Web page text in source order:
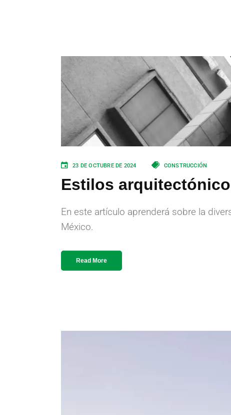
23 DE OCTUBRE DE 2024 CONSTRUCCIÓN
Estilos
En este artículo aprenderá sobre la
México.
Read More